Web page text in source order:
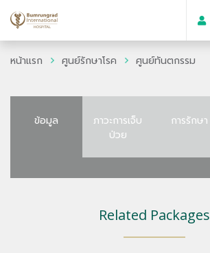
หน้าแรก ศูนย์รักษาโรค ศูนย์ทันตกรรม
ข้อมูล
ภาวะการเจ็บ
ป่วย
การรักษา
Related Packages